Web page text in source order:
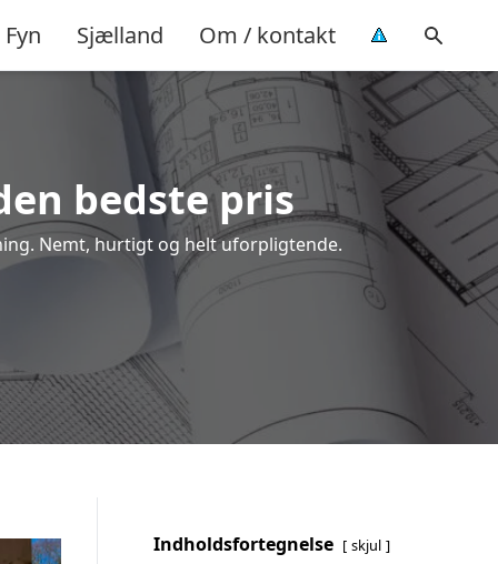
Fyn Sjælland Om / kontakt
bedste pris
Nemt, hurtigt og helt uforpligtende.
Indholdsfortegnelse skjul